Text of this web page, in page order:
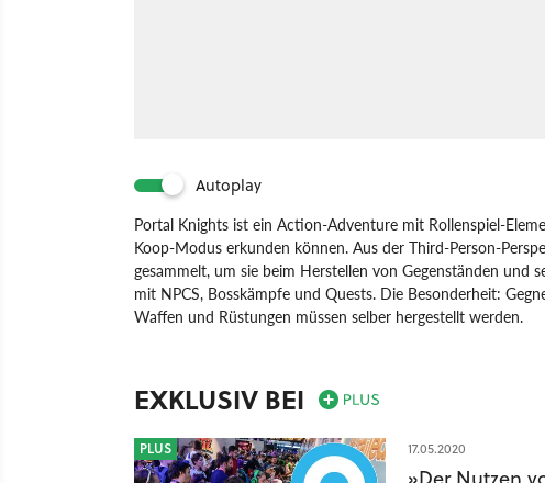
Autoplay
Portal Knights ist ein Action-Adventure mit Rollenspiel-
Koop-Modus erkunden können. Aus der Third-Person-
gesammelt, um sie beim Herstellen von Gegenständen und
mit NPCS, Bosskämpfe und Quests. Die Besonderheit:
Waffen und Rüstungen müssen selber hergestellt werden.
EXKLUSIV BEI
PLUS 17.05.2020